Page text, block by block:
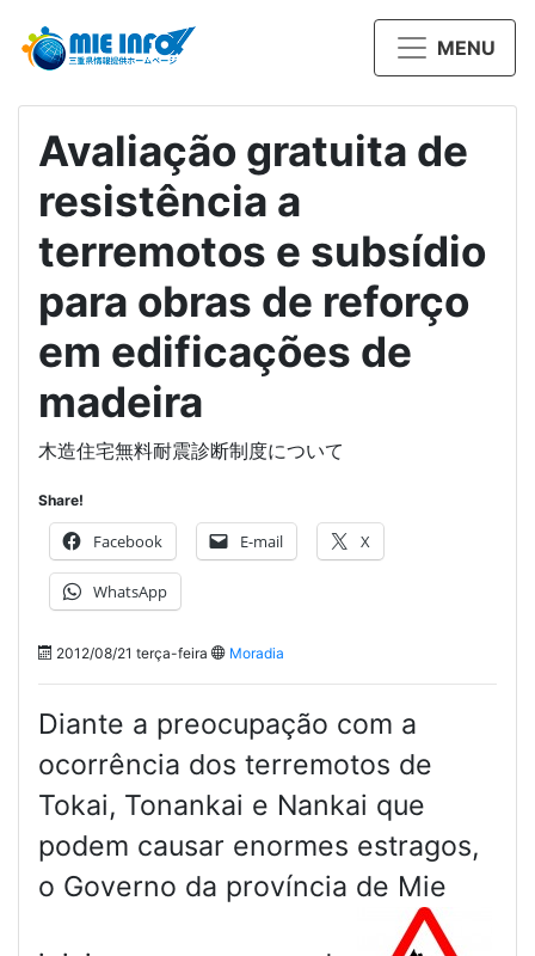
MENU
Avaliação gratuita de
resistência a
terremotos e subsídio
para obras de reforço
em edificações de
madeira
木造住宅無料耐震診断制度について
Share!
Facebook E-mail X
WhatsApp
2012/08/21 terça-feira Moradia
Diante a preocupação com a
ocorrência dos terremotos de
Tokai, Tonankai e Nankai que
podem causar enormes estragos,
o Governo da província de Mie